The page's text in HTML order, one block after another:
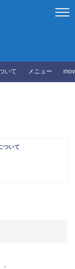
いて メニュー
ついて